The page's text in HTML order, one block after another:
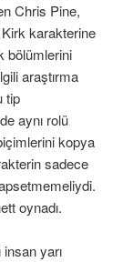
Chris Pine,
karakterine
bölümlerini
araştırma
tip
aynı rolü
kopya
sadece
oynadı.
yarı